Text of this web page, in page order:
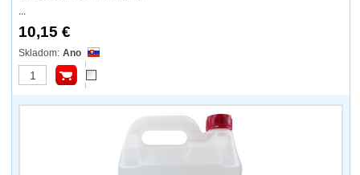
...
10,15 €
Ano